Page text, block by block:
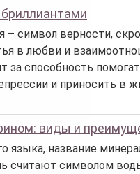
символ верности,
в любви и
за способность
и приносить в
виды и
языка, название
считают символом